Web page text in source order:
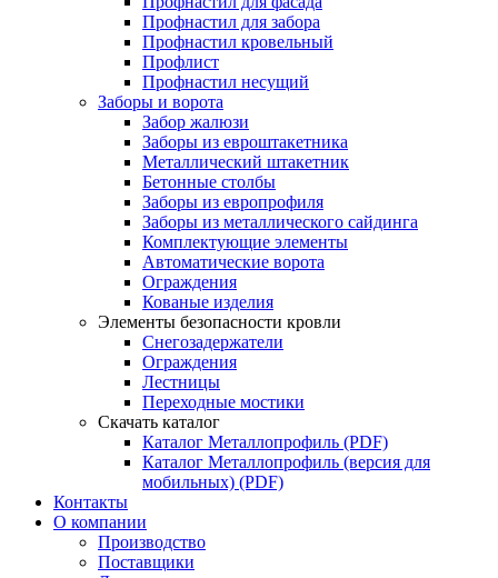
Профнастил для забора
Профнастил кровельный
Профлист
Профнастил несущий
Заборы и ворота
Забор жалюзи
Заборы из евроштакетника
Металлический штакетник
Бетонные столбы
Заборы из европрофиля
Заборы из металлического сайдинга
Комплектующие элементы
Автоматические ворота
Ограждения
Кованые изделия
Элементы безопасности кровли
Снегозадержатели
Ограждения
Лестницы
Переходные мостики
Скачать каталог
Каталог Металлопрофиль (PDF)
Каталог Металлопрофиль (версия для
мобильных) (PDF)
Контакты
О компании
Производство
Поставщики